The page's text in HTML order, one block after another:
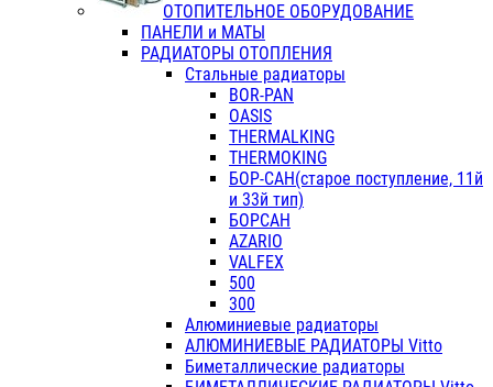
ОТОПИТЕЛЬНОЕ ОБОРУДОВАНИЕ
ПАНЕЛИ и МАТЫ
РАДИАТОРЫ ОТОПЛЕНИЯ
Стальные радиаторы
BOR-PAN
OASIS
THERMALKING
THERMOKING
БОР-САН(старое поступление, 11й
и 33й тип)
БОРСАН
AZARIO
VALFEX
500
300
Алюминиевые радиаторы
АЛЮМИНИЕВЫЕ РАДИАТОРЫ Vitto
Биметаллические радиаторы